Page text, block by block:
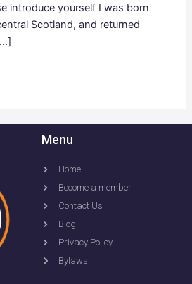
introduce yourself I was born
Scotland, and returned
Menu
Home
Become a member
Contact Us
Blog
Privacy Policy
Bylaws